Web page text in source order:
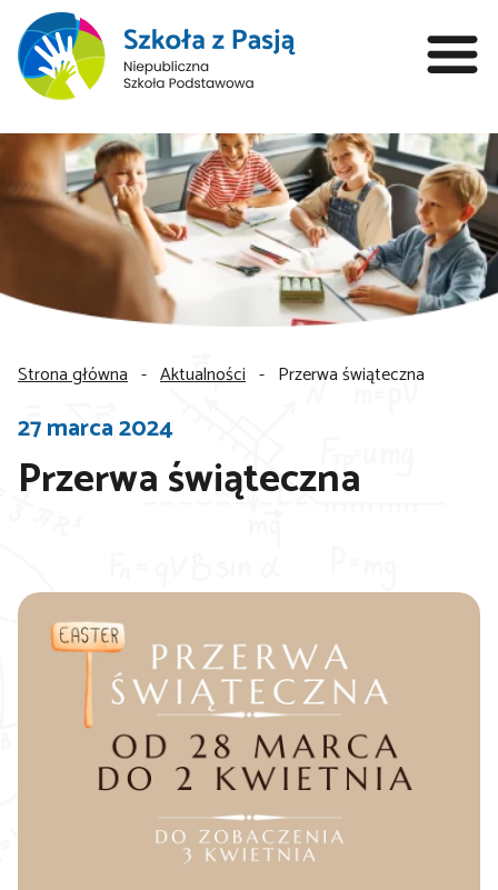
27 marca 2024
Przerwa świąteczna
Strona główna - Aktualności - Przerwa świąteczna